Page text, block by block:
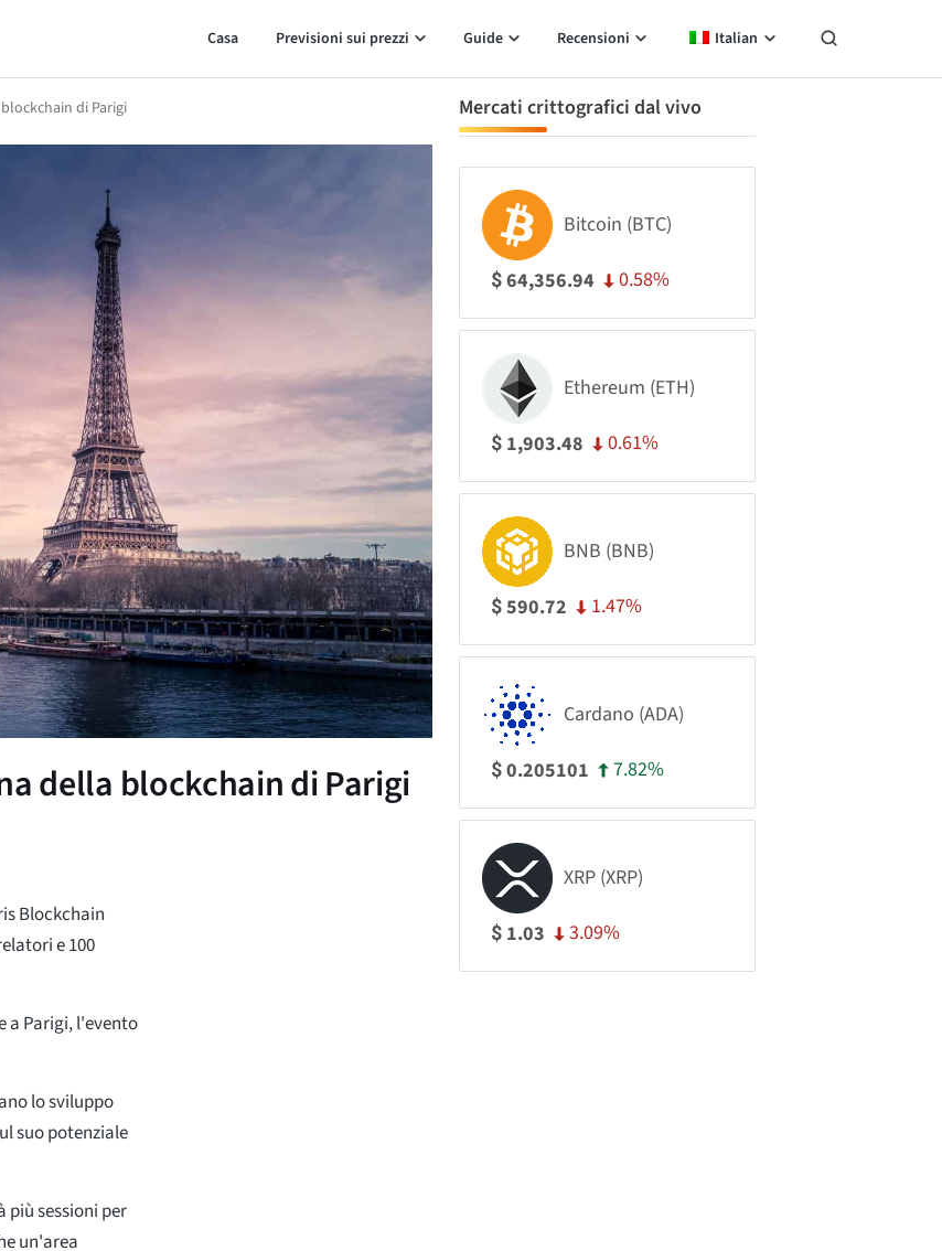
Casa Previsioni sui prezzi Guide Recensioni Italian
di Parigi
della blockchain di Parigi
Blockchain
e 100
a Parigi, l'evento
lo sviluppo
suo potenziale
più sessioni per
un'area
Mercati crittografici dal vivo
Bitcoin (BTC)
$64,356.94 0.58%
Ethereum (ETH)
$ 1,903.48 0.61%
BNB (BNB)
$590.72 1.47%
Cardano (ADA)
$0.205101 7.82%
XRP (XRP)
$ 1.03 3.09%